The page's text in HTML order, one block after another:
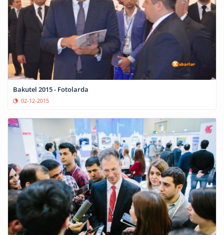
Bakutel 2015 - Fotolarda
02-12-2015